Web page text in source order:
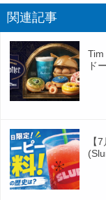
関連記事
ド
【